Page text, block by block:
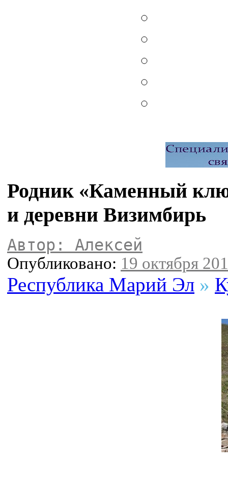
Родник «Каменный
и деревни Визимбирь
Автор: Алексей
Опубликовано: 19 октября
Республика Марий Эл »